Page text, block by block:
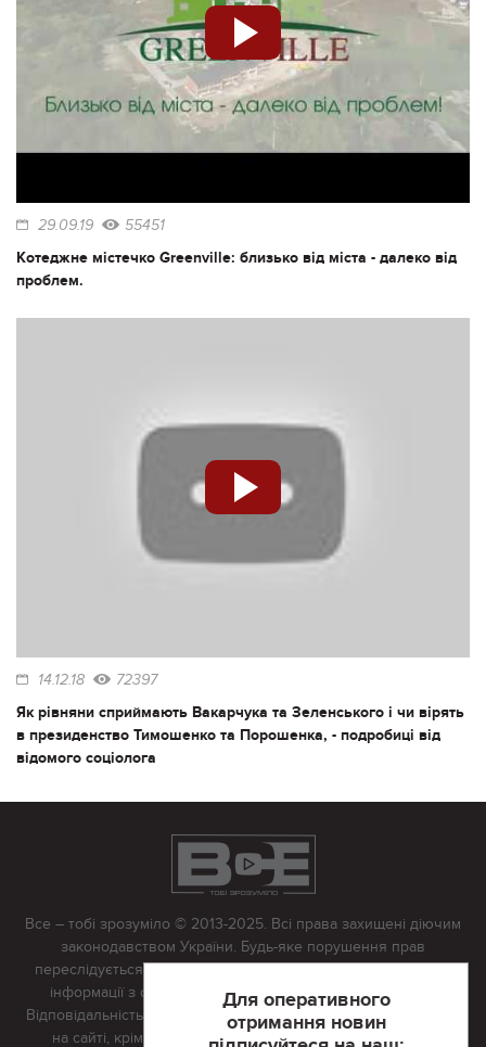
29.09.19 55451
Котеджне містечко Greenville: близько від міста - далеко від
проблем.
14.12.18 72397
Як рівняни сприймають Вакарчука та Зеленського і чи вірять
в президенство Тимошенко та Порошенка, - подробиці від
відомого соціолога
Для оперативного
отримання новин
Все – тобі зрозуміло © 2013-2025. Всі права захищені діючим
законодавством України. Будь-яке порушення прав
переслідується в судовому порядку. Будь-яке відтворення
інформації з сайту тільки з письмово дозволу редакції.
Відповідальність за достовірність усіх матеріалів, розміщених
на сайті, крім матеріалів, які містять посилання на інші